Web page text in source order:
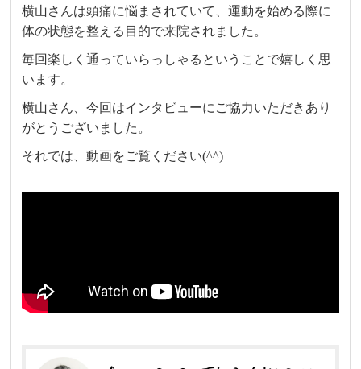
横山さんは頭痛に悩まされていて、運動を始める際に
体の状態を整える目的で来院されました。
毎回楽しく通っていらっしゃるということで嬉しく思
います。
横山さん、今回はインタビューにご協力いただきあり
がとうございました。
それでは、動画をご覧ください(^^)